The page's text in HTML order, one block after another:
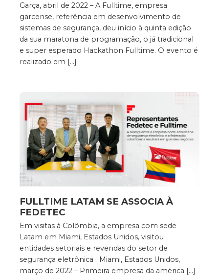
Garça, abril de 2022 – A Fulltime, empresa
garcense, referência em desenvolvimento de
sistemas de segurança, deu início à quinta edição
da sua maratona de programação, o já tradicional
e super esperado Hackathon Fulltime. O evento é
realizado em […]
FULLTIME LATAM SE ASSOCIA À
FEDETEC
Em visitas à Colômbia, a empresa com sede
Latam em Miami, Estados Unidos, visitou
entidades setoriais e revendas do setor de
segurança eletrônica Miami, Estados Unidos,
março de 2022 – Primeira empresa da américa […]